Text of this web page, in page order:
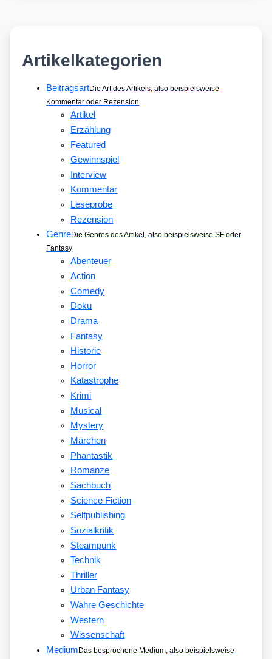
Artikelkategorien
BeitragsartDie Art des Artikels, also beispielsweise
Kommentar oder Rezension
Artikel
Erzählung
Featured
Gewinnspiel
Interview
Kommentar
Leseprobe
Rezension
GenreDie Genres des Artikel, also beispielsweise SF oder
Fantasy
Abenteuer
Action
Comedy
Doku
Drama
Fantasy
Historie
Horror
Katastrophe
Krimi
Musical
Mystery
Märchen
Phantastik
Romanze
Sachbuch
Science Fiction
Selfpublishing
Sozialkritik
Steampunk
Technik
Thriller
Urban Fantasy
Wahre Geschichte
Western
Wissenschaft
Medium Das besprochene Medium, also beispielsweise